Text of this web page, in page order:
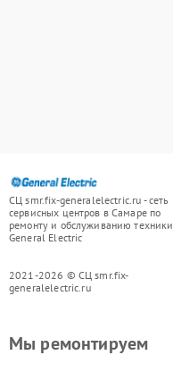
СЦ smr.fix-generalelectric.ru - сеть
сервисных центров в Самаре по
ремонту и обслуживанию техники
General Electric
2021-2026 © СЦ smr.fix-
generalelectric.ru
Мы ремонтируем